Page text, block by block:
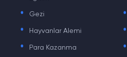
. Gezi .
. Hayvanlar Alemi .
. Para Kazanma .